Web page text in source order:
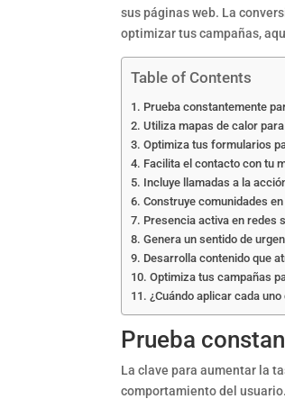
sus páginas web. La
optimizar tus campañas,
Table of Contents
Prueba constantemente
Utiliza mapas de calor
Optimiza tus formularios
Facilita el contacto con tu
Incluye llamadas a la
Construye comunidades
Presencia activa en redes
Genera un sentido de
Desarrolla contenido que
Optimiza tus campañas
¿Cuándo aplicar cada
Prueba
La clave para aumentar la
comportamiento del